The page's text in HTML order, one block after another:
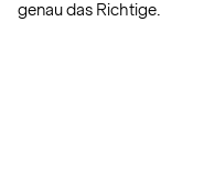
genau das Richtige.